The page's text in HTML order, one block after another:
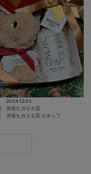
2024.12.01
渋谷ヒカリエ店
渋谷ヒカリエ店 スタッフ